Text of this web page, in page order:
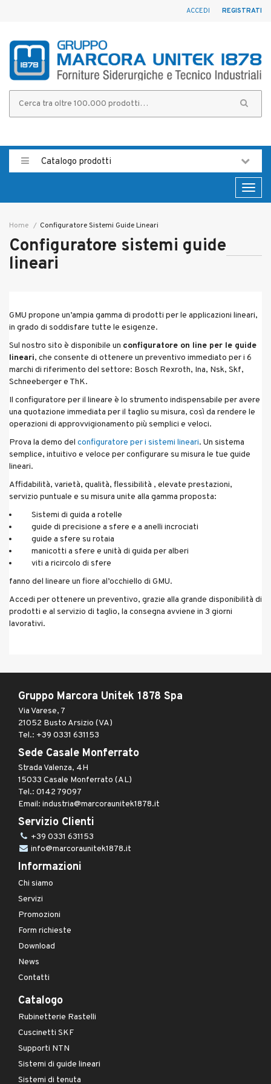
REGISTRATI
ACCEDI
Catalogo prodotti
Home Configuratore Sistemi Guide Lineari
Configuratore sistemi guide
lineari
GMU propone un’ampia gamma di prodotti per le applicazioni lineari,
in grado di soddisfare tutte le esigenze.
Sul nostro sito è disponibile un configuratore on line per le guide
lineari, che consente di ottenere un preventivo immediato per i 6
marchi di riferimento del settore: Bosch Rexroth, Ina, Nsk, Skf,
Schneeberger e ThK.
Il configuratore per il lineare è lo strumento indispensabile per avere
una quotazione immediata per il taglio su misura, così da rendere le
operazioni di approvvigionamento più semplici e veloci.
Prova la demo del configuratore per i sistemi lineari. Un sistema
semplice, intuitivo e veloce per configurare su misura le tue guide
lineari.
Affidabilità, varietà, qualità, flessibilità , elevate prestazioni,
servizio puntuale e su misura unite alla gamma proposta:
Sistemi di guida a rotelle
guide di precisione a sfere e a anelli incrociati
guide a sfere su rotaia
manicotti a sfere e unità di guida per alberi
viti a ricircolo di sfere
fanno del lineare un fiore al’occhiello di GMU.
Accedi per ottenere un preventivo, grazie alla grande disponibilità di
prodotti e al servizio di taglio, la consegna avviene in 3 giorni
lavorativi.
Gruppo Marcora Unitek 1878 Spa
Via Varese, 7
21052 Busto Arsizio (VA)
Tel.: +39 0331 631153
Sede Casale Monferrato
Strada Valenza, 4H
15033 Casale Monferrato (AL)
Tel.: 0142 79097
Email: industria@marcoraunitek1878.it
Servizio Clienti
+39 0331 631153
info@marcoraunitek1878.it
Informazioni
Chi siamo
Servizi
Promozioni
Form richieste
Download
News
Contatti
Catalogo
Rubinetterie Rastelli
Cuscinetti SKF
Supporti NTN
Sistemi di guide lineari
Sistemi di tenuta